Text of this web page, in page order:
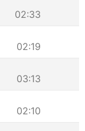
02:33
02:19
03:13
02:10